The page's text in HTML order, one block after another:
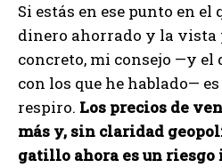
Si estás en ese punto en el
dinero ahorrado y la vista
concreto, mi consejo —y el
con los que he hablado—
respiro. Los precios de
más y, sin claridad
gatillo ahora es un riesgo